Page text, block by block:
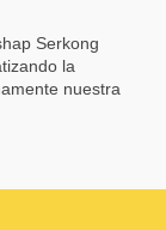
Serkong
la
nuestra